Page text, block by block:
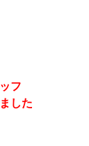
フ
した